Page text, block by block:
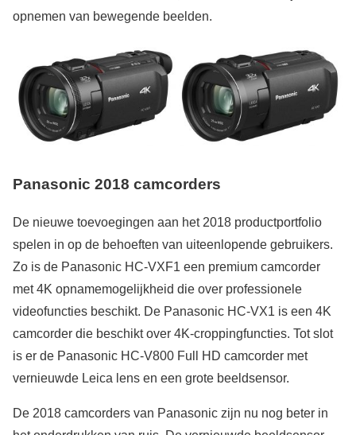
opnemen van bewegende beelden.
Panasonic 2018 camcorders
De nieuwe toevoegingen aan het 2018 productportfolio
spelen in op de behoeften van uiteenlopende gebruikers.
Zo is de Panasonic HC-VXF1 een premium camcorder
met 4K opnamemogelijkheid die over professionele
videofuncties beschikt. De Panasonic HC-VX1 is een 4K
camcorder die beschikt over 4K-croppingfuncties. Tot slot
is er de Panasonic HC-V800 Full HD camcorder met
vernieuwde Leica lens en een grote beeldsensor.
De 2018 camcorders van Panasonic zijn nu nog beter in